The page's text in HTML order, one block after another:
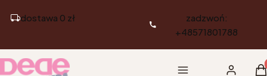
dostawa 0 zł
zadzwoń:
+48571801788
Menu Zaloguj się